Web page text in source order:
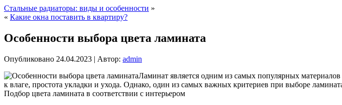
Стальные радиаторы: виды и особенности »
« Какие окна поставить в квартиру?
Особенности выбора цвета ламината
Опубликовано 24.04.2023 | Автор: admin
Ламинат является одним из самых популярных
к влаге, простота укладки и ухода. Однако, один из самых важных критериев при выборе ламината
Подбор цвета ламината в соответствии с интерьером